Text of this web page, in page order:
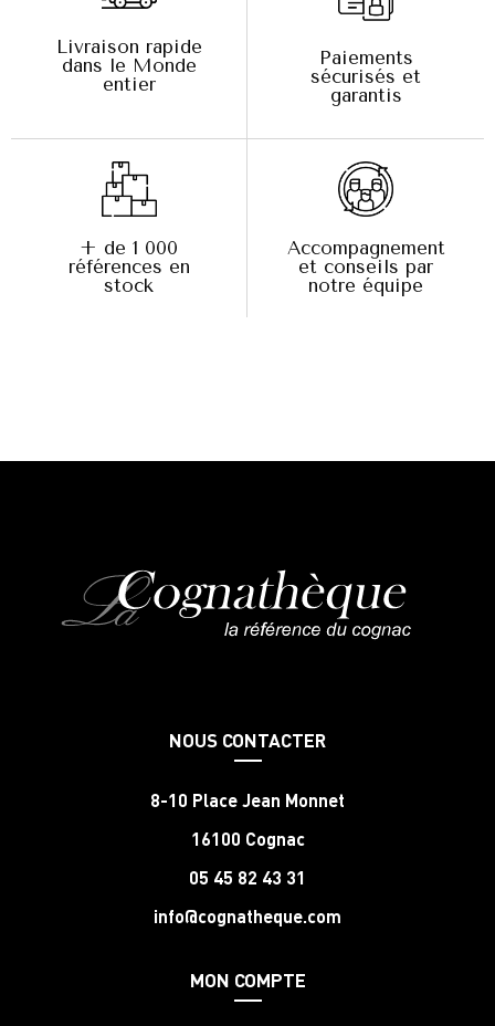
Livraison rapide
dans le Monde
entier
Paiements
sécurisés et
garantis
+ de 1 000
références en
stock
Accompagnement
et conseils par
notre équipe
NOUS CONTACTER
8-10 Place Jean Monnet
16100 Cognac
05 45 82 43 31
info@cognatheque.com
MON COMPTE